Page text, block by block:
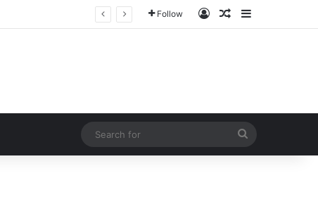
Follow Log InRandom Article
Sidebar
for